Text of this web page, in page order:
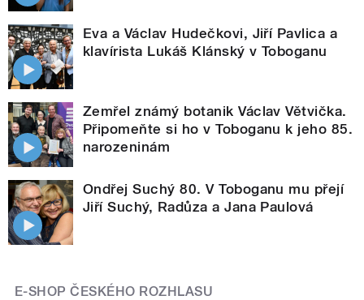
Eva a Václav Hudečkovi, Jiří Pavlica a
klavírista Lukáš Klánský v Toboganu
Zemřel známý botanik Václav Větvička.
Připomeňte si ho v Toboganu k jeho 85.
narozeninám
Ondřej Suchý 80. V Toboganu mu přejí
Jiří Suchý, Radůza a Jana Paulová
E-SHOP ČESKÉHO ROZHLASU